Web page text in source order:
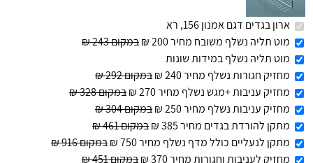
ארון בגדים דגם אמנון 156, רא
מוט תליה נשלף משובח מחיר 200 ₪
במקום 243 ₪
מוט תליה נשלף במידות שונות
מחזיק חגורות נשלף מחיר 240 ₪
במקום 292 ₪
מחזיק עניבות +מגש נשלף מחיר 270 ₪
במקום 328 ₪
מחזיק עניבות נשלף מחיר 250 ₪
במקום 304 ₪
מתקן להורדת בגדים מחיר 385 ₪
במקום 461 ₪
מתקן לנעליים כולל מדף נשלף מחיר 750 ₪
במקום 916 ₪
מחזיק לעניבות וחגורות מחיר 370 ₪
במקום 451 ₪